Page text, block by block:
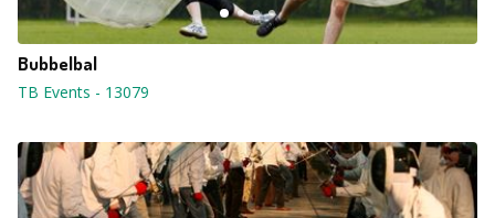
Bubbelbal
TB Events - 13079